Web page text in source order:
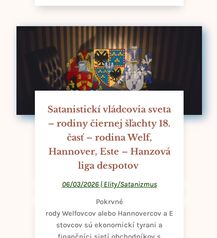
Satanistickí vládcovia sveta
– rodiny čiernej šľachty 18.
časť – rodina Welf,
Hannover, Este – Hanzová
liga despotov
06/03/2026| Elity/Satanizmus
Pokrvné
rody Welfovcov alebo Hannovercov a E
stovcov sú ekonomickí tyrani a